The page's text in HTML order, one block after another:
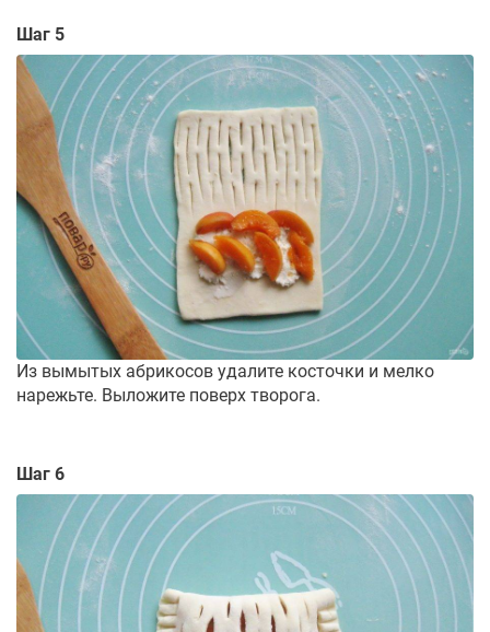
Шаг 5
Из вымытых абрикосов удалите косточки и мелко
нарежьте. Выложите поверх творога.
Шаг 6